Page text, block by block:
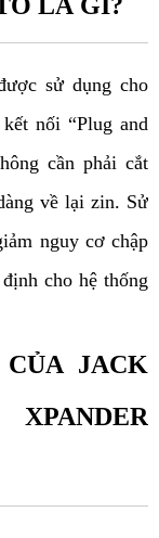
LÀ GÌ?
sử dụng cho
nối “Plug and
cần phải cắt
về lại zin. Sử
nguy cơ chập
cho hệ thống
JACK